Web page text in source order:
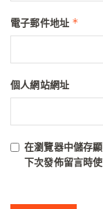
電子郵件地址 *
個人網站網址
在瀏覽器中儲存
下次發佈留言時使